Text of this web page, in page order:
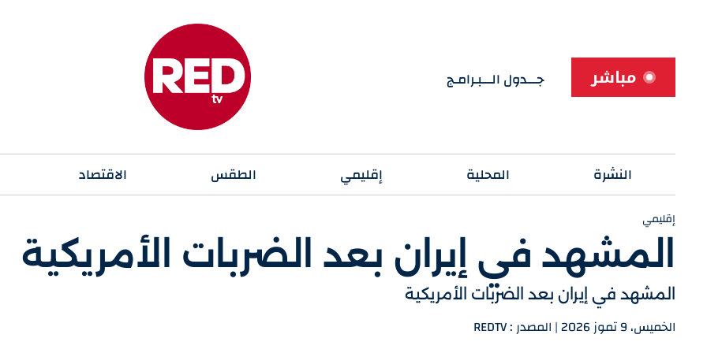
مباشر جـــدول الـــبـرامـج
النشرة المحلية إقليمي الطقس الاقتصاد
إقليمي
المشهد في إيران بعد الضربات الأمريكية
المشهد في إيران بعد الضربات الأمريكية
الخميس، 9 تموز 2026 | المصدر : REDTV